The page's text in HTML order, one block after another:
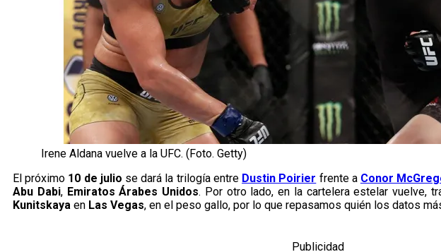
Irene Aldana vuelve a la UFC. (Foto. Getty)
El próximo 10 de julio se dará la trilogía entre Dustin Poirier frente a Conor
Abu Dabi, Emiratos Árabes Unidos. Por otro lado, en la cartelera estelar vuelve,
Kunitskaya en Las Vegas, en el peso gallo, por lo que repasamos quién los datos
Publicidad